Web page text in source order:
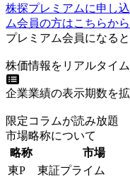
株探プレミアムに申し
ム会員の方はこちらか
プレミアム会員になる
株価情報をリアルタイ
企業業績の表示期数を
限定コラムが読み放題
市場略称について
略称
市場
東P
東証プライム